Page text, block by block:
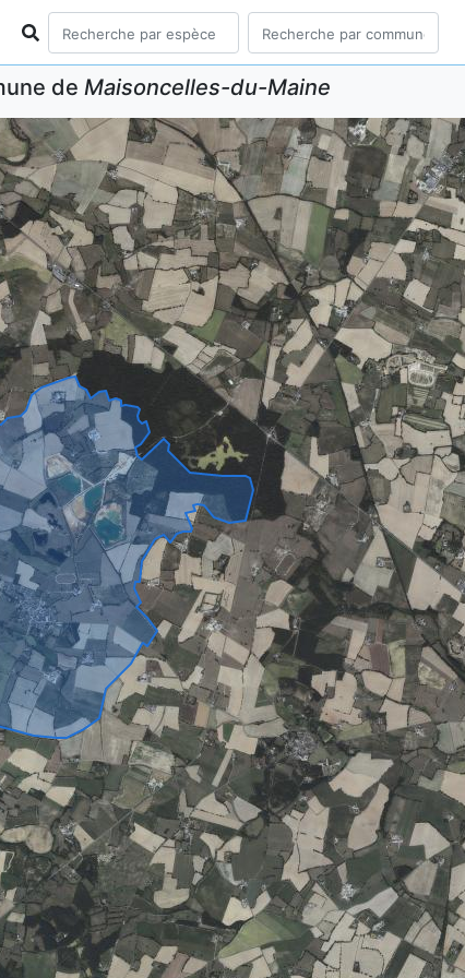
de Maisoncelles-du-Maine